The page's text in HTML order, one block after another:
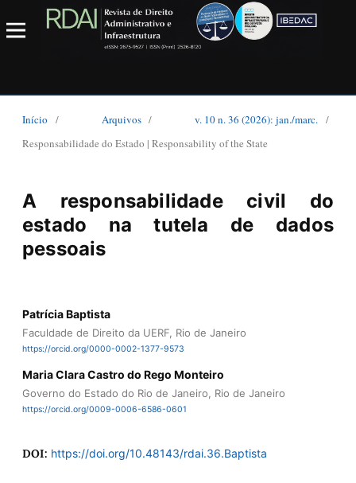
Início / Arquivos / v. 10 n. 36 (2026): jan./marc. /
Responsabilidade do Estado | Responsability of the State
A responsabilidade civil do
estado na tutela de dados
pessoais
Patrícia Baptista
Faculdade de Direito da UERF, Rio de Janeiro
https://orcid.org/0000-0002-1377-9573
Maria Clara Castro do Rego Monteiro
Governo do Estado do Rio de Janeiro, Rio de Janeiro
https://orcid.org/0009-0006-6586-0601
DOI: https://doi.org/10.48143/rdai.36.Baptista